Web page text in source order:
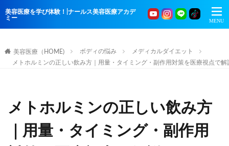
美容医療を学び体験！|ナールス美容医療アカデ
ミー
美容医療（HOME) ボディの悩み
メディカルダイエット
メトホルミンの正しい飲み方｜用量・タイミング・副作用対策を医療視点で解
メトホルミンの正しい飲み方
｜用量・タイミング・副作用